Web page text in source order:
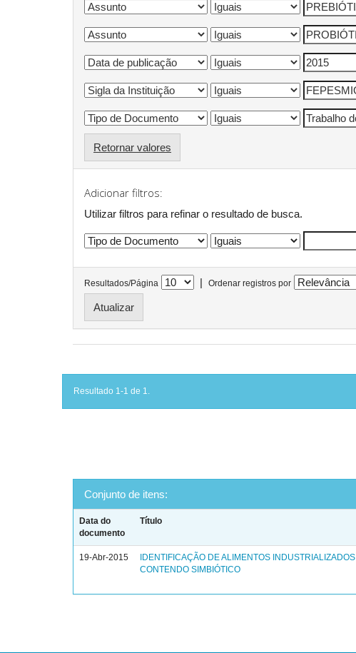
Retornar valores
Adicionar filtros:
Utilizar filtros para refinar o resultado de busca.
Resultados/Página | Ordenar registros por
Resultado 1-1 de 1.
Conjunto de itens:
Data do
documento
Título
19-Abr-2015
IDENTIFICAÇÃO DE ALIMENTOS INDUSTRIALIZADOS
CONTENDO SIMBIÓTICO